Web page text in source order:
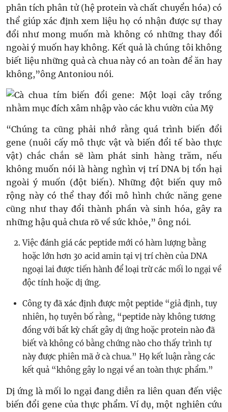
phân tích phân tử (hệ protein và chất chuyển hóa) có
thể giúp xác định xem liệu họ có nhận được sự thay
đổi như mong muốn mà không có những thay đổi
ngoài ý muốn hay không. Kết quả là chúng tôi không
biết liệu những quả cà chua này có an toàn để ăn hay
không,”ông Antoniou nói.
“Chúng ta cũng phải nhớ rằng quá trình biến đổi
gene (nuôi cấy mô thực vật và biến đổi tế bào thực
vật) chắc chắn sẽ làm phát sinh hàng trăm, nếu
không muốn nói là hàng nghìn vị trí DNA bị tổn hại
ngoài ý muốn (đột biến). Những đột biến quy mô
rộng này có thể thay đổi mô hình chức năng gene
cũng như thay đổi thành phần và sinh hóa, gây ra
những hậu quả chưa rõ về sức khỏe,” ông nói.
Việc đánh giá các peptide mới có hàm lượng bằng
hoặc lớn hơn 30 acid amin tại vị trí chèn của DNA
ngoại lai được tiến hành để loại trừ các mối lo ngại về
độc tính hoặc dị ứng.
Công ty đã xác định được một peptide “giả định, tuy
nhiên, họ tuyên bố rằng, “peptide này không tương
đồng với bất kỳ chất gây dị ứng hoặc protein nào đã
biết và không có bằng chứng nào cho thấy trình tự
này được phiên mã ở cà chua.” Họ kết luận rằng các
kết quả “không gây lo ngại về an toàn thực phẩm.”
Dị ứng là mối lo ngại đang diễn ra liên quan đến việc
biến đổi gene của thực phẩm. Ví dụ, một nghiên cứu